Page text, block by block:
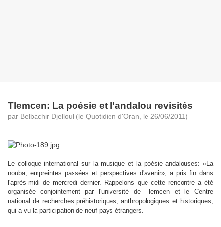
Tlemcen: La poésie et l'andalou revisités
par Belbachir Djelloul (le Quotidien d'Oran, le 26/06/2011)
Le colloque international sur la musique et la poésie andalouses: «La
nouba, empreintes passées et perspectives d'avenir», a pris fin dans
l'après-midi de mercredi dernier. Rappelons que cette rencontre a été
organisée conjointement par l'université de Tlemcen et le Centre
national de recherches préhistoriques, anthropologiques et historiques,
qui a vu la participation de neuf pays étrangers.